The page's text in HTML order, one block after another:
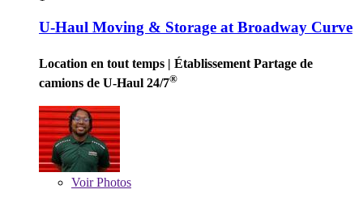
U-Haul Moving & Storage at Broadway Curve
Location en tout temps | Établissement Partage de
camions de U-Haul 24/7®
VoirPhotos